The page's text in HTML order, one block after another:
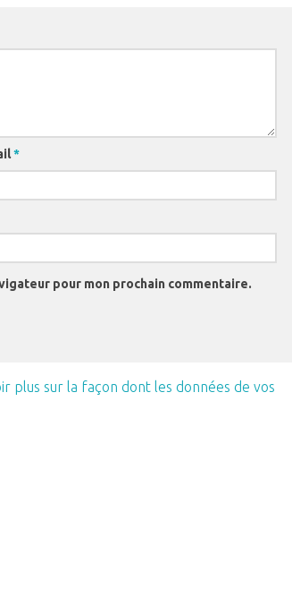
*
pour mon prochain commentaire.
plus sur la façon dont les données de vos